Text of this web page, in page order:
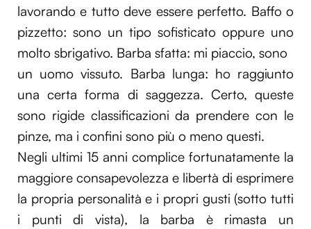
lavorando e tutto deve essere perfetto. Baffo o
pizzetto: sono un tipo sofisticato oppure uno
molto sbrigativo. Barba sfatta: mi piaccio, sono
un uomo vissuto. Barba lunga: ho raggiunto
una certa forma di saggezza. Certo, queste
sono rigide classificazioni da prendere con le
pinze, ma i confini sono più o meno questi.
Negli ultimi 15 anni complice fortunatamente la
maggiore consapevolezza e libertà di esprimere
la propria personalità e i propri gusti (sotto tutti
i punti di vista), la barba è rimasta un